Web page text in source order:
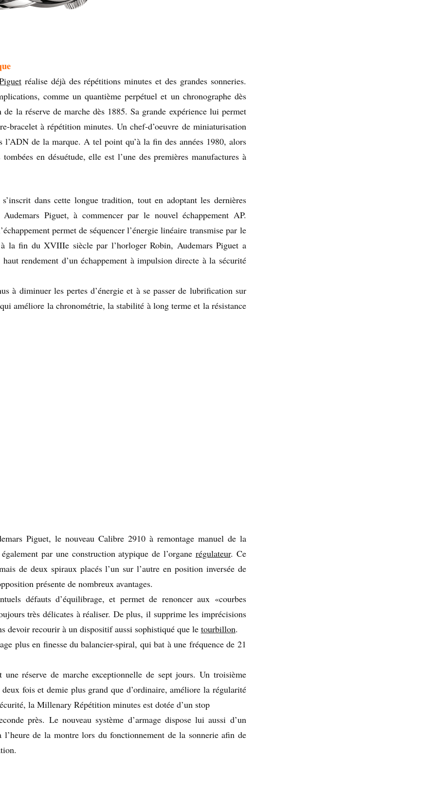
réalise déjà des répétitions minutes et des grandes sonneries.
comme un quantième perpétuel et un chronographe dès
la réserve de marche dès 1885. Sa grande expérience lui permet
bracelet à répétition minutes. Un chef-d’oeuvre de miniaturisation
de la marque. A tel point qu’à la fin des années 1980, alors
en désuétude, elle est l’une des premières manufactures à
dans cette longue tradition, tout en adoptant les dernières
Audemars Piguet, à commencer par le nouvel échappement AP.
permet de séquencer l’énergie linéaire transmise par le
à la fin du XVIIIe siècle par l’horloger Robin, Audemars Piguet a
rendement d’un échappement à impulsion directe à la sécurité
à diminuer les pertes d’énergie et à se passer de lubrification sur
améliore la chronométrie, la stabilité à long terme et la résistance
Piguet, le nouveau Calibre 2910 à remontage manuel de la
par une construction atypique de l’organe régulateur. Ce
de deux spiraux placés l’un sur l’autre en position inversée de
présente de nombreux avantages.
défauts d’équilibrage, et permet de renoncer aux «courbes
très délicates à réaliser. De plus, il supprime les imprécisions
devoir recourir à un dispositif aussi sophistiqué que le tourbillon.
plus en finesse du balancier-spiral, qui bat à une fréquence de 21
réserve de marche exceptionnelle de sept jours. Un troisième
fois et demie plus grand que d’ordinaire, améliore la régularité
la Millenary Répétition minutes est dotée d’un stop
près. Le nouveau système d’armage dispose lui aussi d’un
de la montre lors du fonctionnement de la sonnerie afin de